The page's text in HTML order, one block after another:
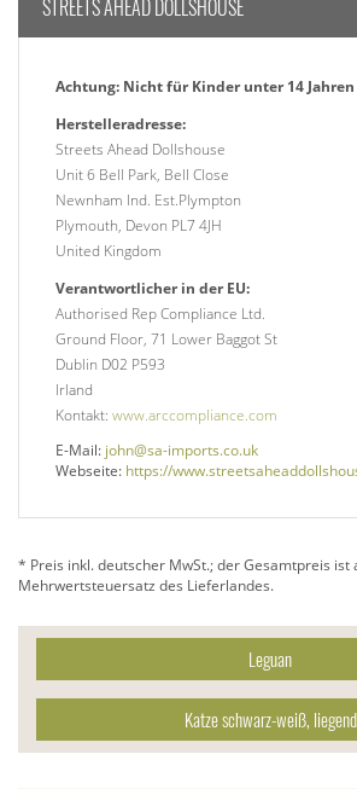
STREETS AHEAD DOLLSHOUSE
Achtung: Nicht für Kinder unter 14
Herstelleradresse:
Streets Ahead Dollshouse
Unit 6 Bell Park, Bell Close
Newnham Ind. Est.Plympton
Plymouth, Devon PL7 4JH
United Kingdom
Verantwortlicher in der EU:
Authorised Rep Compliance Ltd.
Ground Floor, 71 Lower Baggot St
Dublin D02 P593
Irland
Kontakt: www.arccompliance.com
E-Mail: john@sa-imports.co.uk
Webseite: https://
* Preis inkl. deutscher MwSt.; der Gesamtpreis ist
Mehrwertsteuersatz des Lieferlandes.
Leguan
Katze schwarz-weiß, liegend